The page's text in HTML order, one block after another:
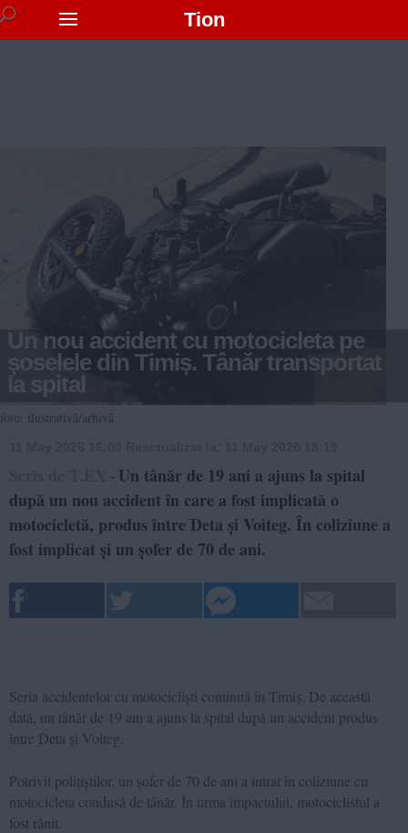
Tion
Un nou accident cu motocicleta pe
șoselele din Timiș. Tânăr transportat
la spital
foto: ilustrativă/arhivă
- Un tânăr de 19 ani a ajuns la spital
după un nou accident în care a fost implicată o
motocicletă, produs între Deta și Voiteg. În coliziune a
fost implicat și un șofer de 70 de ani.
Seria accidentelor cu motocicliști continuă în Timiș. De această
dată, un tânăr de 19 ani a ajuns la spital după un accident produs
între Deta și Voiteg.
Potrivit polițiștilor, un șofer de 70 de ani a intrat în coliziune cu
motocicleta condusă de tânăr. În urma impactului, motociclistul a
fost rănit.